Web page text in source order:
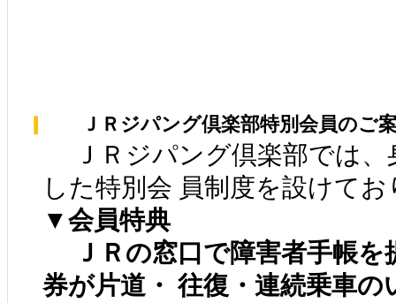
ＪＲジパング倶楽部特別会員のご
ＪＲジパング倶楽部では、
した特別会 員制度を設けて
▼会員特典
ＪＲの窓口で障害者手帳
券が片道・ 往復・連続乗車